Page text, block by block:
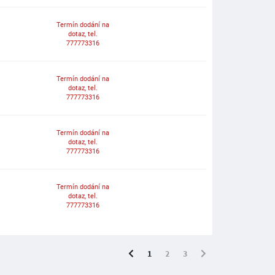
Termín dodání na
dotaz, tel.
777773316
Termín dodání na
dotaz, tel.
777773316
Termín dodání na
dotaz, tel.
777773316
Termín dodání na
dotaz, tel.
777773316
1 2 3